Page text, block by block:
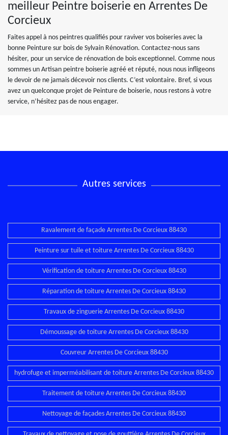
meilleur Peintre boiserie en Arrentes De
Corcieux
Faites appel à nos peintres qualifiés pour raviver vos boiseries avec la
bonne Peinture sur bois de Sylvain Rénovation. Contactez-nous sans
hésiter, pour un service de rénovation de bois exceptionnel. Comme nous
sommes un Artisan peintre boiserie agréé et réputé, nous nous infligeons
le devoir de ne jamais décevoir nos clients. C’est volontaire. Bref, si vous
avez un quelconque projet de Peinture de boiserie, nous restons à votre
service, n’hésitez pas de nous engager.
Autres services
Ravalement de façade Arrentes De Corcieux 88430
Peinture sur tuile et toiture Arrentes De Corcieux 88430
Vérification de toiture Arrentes De Corcieux 88430
Réparation de toiture Arrentes De Corcieux 88430
Travaux de zinguerie Arrentes De Corcieux 88430
Démoussage de toiture Arrentes De Corcieux 88430
Couvreur Arrentes De Corcieux 88430
hydrofuge et imperméabilisant de toiture Arrentes De Corcieux 88430
Traitement de toiture Arrentes De Corcieux 88430
Nettoyage de façades Arrentes De Corcieux 88430